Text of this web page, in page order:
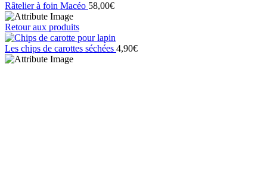
Râtelier à foin Macéo 58,00€
Retour aux produits
Les chips de carottes séchées 4,90€